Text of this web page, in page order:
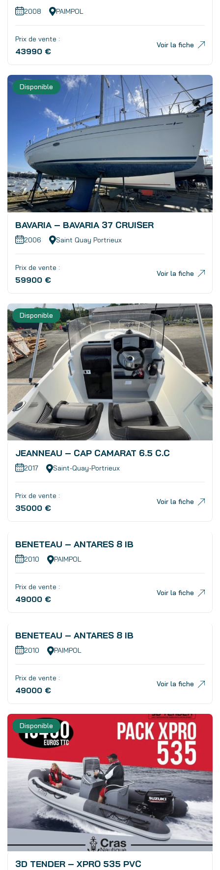
2008 PAIMPOL
Prix de vente :
43990 €
Voir la fiche
Disponible
BAVARIA – BAVARIA 37 CRUISER
2006 Saint Quay Portrieux
Prix de vente :
59900 €
Voir la fiche
Disponible
JEANNEAU – CAP CAMARAT 6.5 C.C
2017 Saint-Quay-Portrieux
Prix de vente :
35000 €
Voir la fiche
Disponible
BENETEAU – ANTARES 8 IB
2010 PAIMPOL
Prix de vente :
49000 €
Voir la fiche
Disponible
BENETEAU – ANTARES 8 IB
2010 PAIMPOL
Prix de vente :
49000 €
Voir la fiche
Disponible
3D TENDER – XPRO 535 PVC